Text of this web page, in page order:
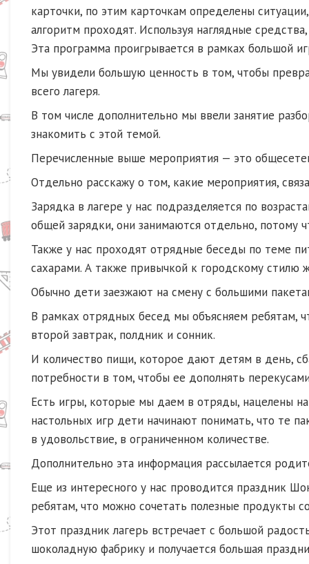
карточки, по этим карточкам определены
алгоритм проходят. Используя наглядные
Эта программа проигрывается в рамках большой
Мы увидели большую ценность в том, чтобы
всего лагеря.
В том числе дополнительно мы ввели занятие
знакомить с этой темой.
Перечисленные выше мероприятия — это
Отдельно расскажу о том, какие мероприятия,
Зарядка в лагере у нас подразделяется по
общей зарядки, они занимаются отдельно, потому
Также у нас проходят отрядные беседы по теме
сахарами. А также привычкой к городскому стилю
Обычно дети заезжают на смену с большими
В рамках отрядных бесед мы объясняем ребятам,
второй завтрак, полдник и сонник.
И количество пищи, которое дают детям в день,
потребности в том, чтобы ее дополнять
Есть игры, которые мы даем в отряды, нацелены на
настольных игр дети начинают понимать, что те
в удовольствие, в ограниченном количестве.
Дополнительно эта информация рассылается
Еще из интересного у нас проводится праздник
ребятам, что можно сочетать полезные продукты
Этот праздник лагерь встречает с большой
шоколадную фабрику и получается большая